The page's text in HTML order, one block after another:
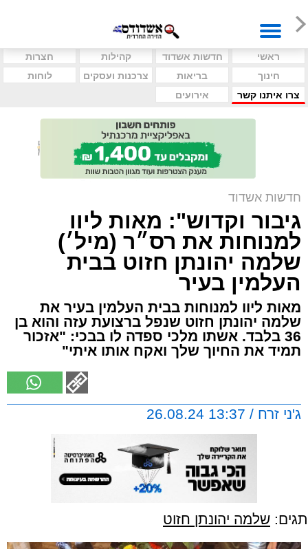
ראשי חדשות אשדוד קהילות
חצרות
חינוך
בריאות צרכנות ועסקים
לוחות
צרו איתנו קשר
אירועים
חדשות אשדוד
גיבור וקדוש": מאות ליוו
למנוחות את רס״ר (מיל׳)
שלמה יהונתן חזוט בבית
העלמין בעיר
מאות ליוו למנוחות בבית העלמין בעיר את
שלמה יהונתן חזוט שנפל ברצועת עזה והוא בן
36 בלבד. אשתו מלכי ספדה לו בבכי: "אזכור
תמיד את החיוך שלך ואקח אותו איתי"
ג'ני זרח / 13:37 26.08.24
תגים: שלמה יהונתן חזוט